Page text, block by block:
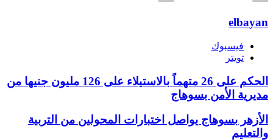
elbayan
فيسبوك
تويتر
الحكم على 26 متهماً بالاستيلاء على 126 مليون جنيها من
مديرية الأمن بسوهاج
الأزهر بسوهاج يواصل اختبارات المحولين من التربية
والتعليم